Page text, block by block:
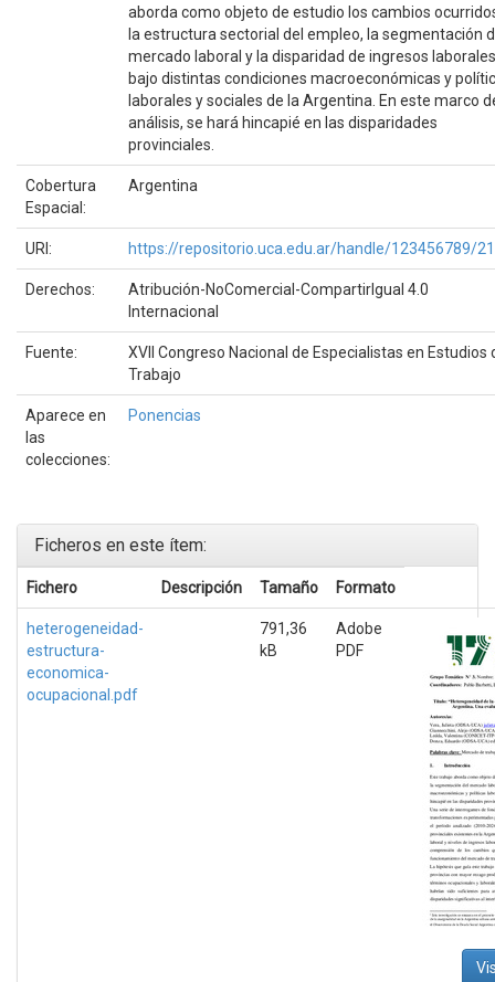
aborda como objeto de estudio los cambios
la estructura sectorial del empleo, la segmentación
mercado laboral y la disparidad de ingresos laborales
bajo distintas condiciones macroeconómicas y
laborales y sociales de la Argentina. En este marco
análisis, se hará hincapié en las disparidades
provinciales.
Cobertura
Espacial:
Argentina
URI: https://repositorio.uca.edu.ar/handle/123456789/
Derechos:
Atribución-NoComercial-CompartirIgual 4.0
Internacional
Fuente:
XVII Congreso Nacional de Especialistas en Estudios
Trabajo
Aparece en
las
colecciones:
Ponencias
Ficheros en este ítem:
Fichero Descripción Tamaño Formato
heterogeneidad-
estructura-
economica-
ocupacional.pdf
791,36
kB
Adobe
PDF